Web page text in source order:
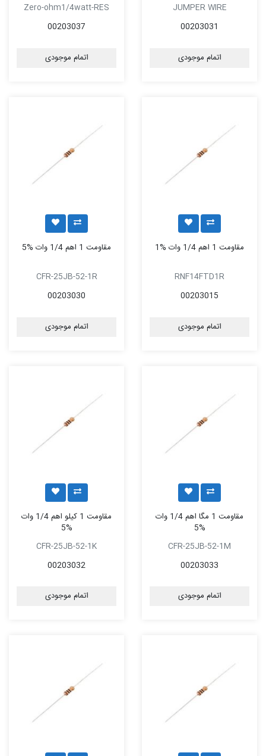
JUMPER WIRE
00203031
اتمام موجودی
Zero-ohm1/4watt-RES
00203037
اتمام موجودی
مقاومت 1 اهم 1/4 وات %1
RNF14FTD1R
00203015
اتمام موجودی
مقاومت 1 اهم 1/4 وات %5
CFR-25JB-52-1R
00203030
اتمام موجودی
مقاومت 1 مگا اهم 1/4 وات
%5
CFR-25JB-52-1M
00203033
اتمام موجودی
مقاومت 1 کیلو اهم 1/4 وات
%5
CFR-25JB-52-1K
00203032
اتمام موجودی